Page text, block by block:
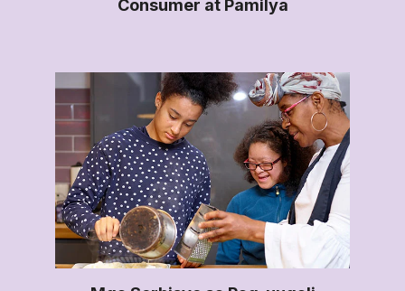
Consumer at Pamilya